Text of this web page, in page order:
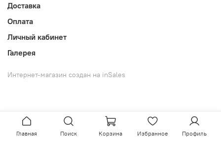
Доставка
Оплата
Личный кабинет
Галерея
Интернет-магазин создан на inSales
Главная Поиск Корзина Избранное Профиль